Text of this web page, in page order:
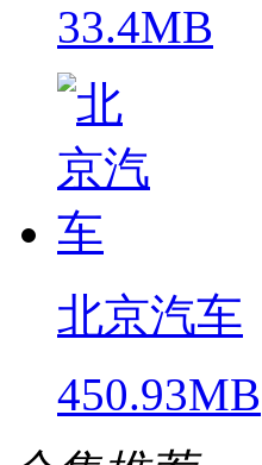
33.4MB
北京汽车
450.93MB